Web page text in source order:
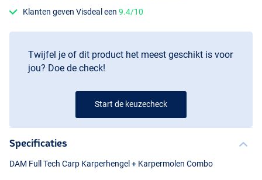
Klanten geven Visdeal een9.4/10
Twijfel je of dit product het meest geschikt is voor
jou? Doe de check!
Start de keuzecheck
Specificaties
DAM Full Tech Carp Karperhengel + Karpermolen Combo